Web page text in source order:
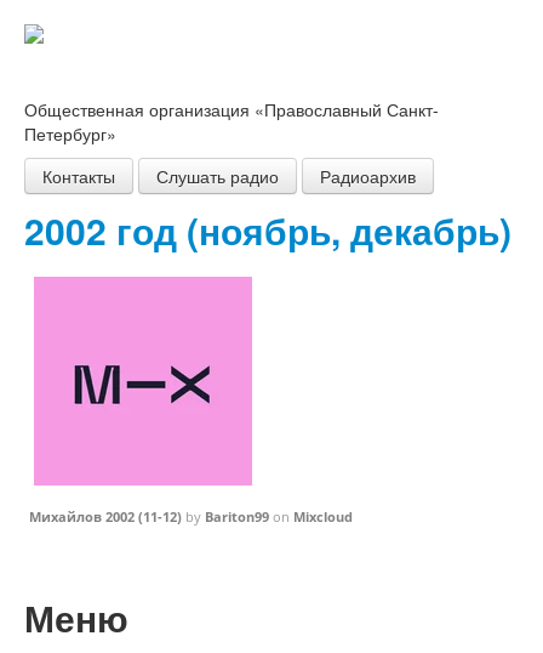
Общественная организация «Православный Санкт-
Петербург»
Контакты
Слушать радио Радиоархив
2002 год (ноябрь, декабрь)
Михайлов 2002 (11-12) by Bariton99 on Mixcloud
Меню